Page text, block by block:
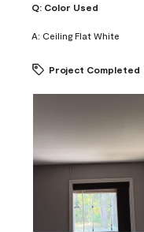
Q: Color Used
A: Ceiling Flat White
Project Completed